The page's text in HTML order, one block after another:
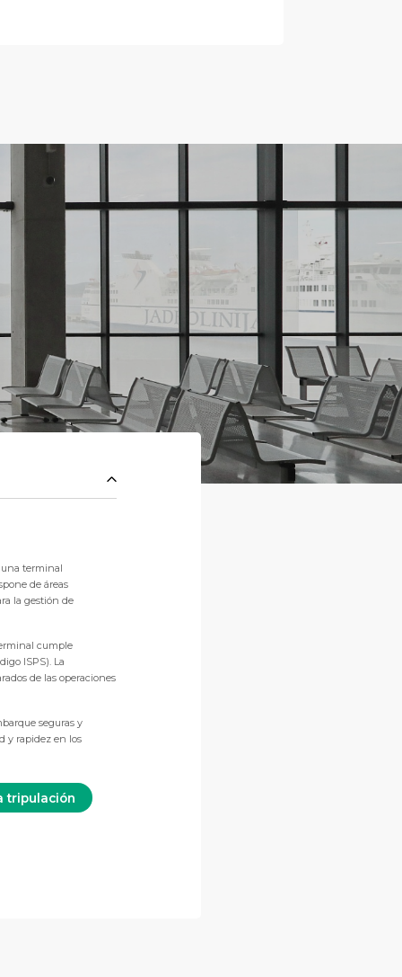
terminal
de áreas
la gestión de
cumple
ISPS). La
de las operaciones
seguras y
y rapidez en los
tripulación